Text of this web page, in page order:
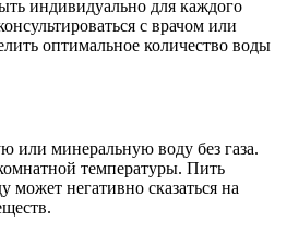
индивидуально для каждого
с врачом или
оптимальное количество воды
или минеральную воду без газа.
температуры. Пить
негативно сказаться на